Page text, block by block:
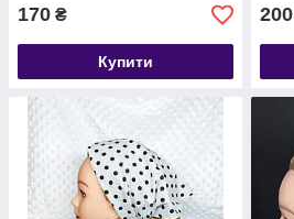
170 ₴
Купити
200